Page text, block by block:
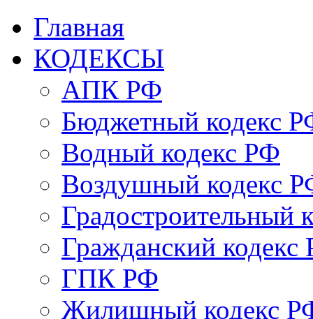
Главная
КОДЕКСЫ
АПК РФ
Бюджетный кодекс
Водный кодекс РФ
Воздушный кодекс
Градостроительный
Гражданский кодекс
ГПК РФ
Жилищный кодекс